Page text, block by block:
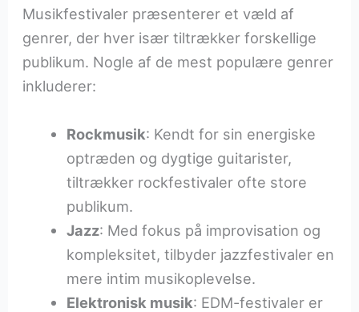
Musikfestivaler præsenterer et væld af
genrer, der hver især tiltrækker forskellige
publikum. Nogle af de mest populære genrer
inkluderer:
Rockmusik: Kendt for sin energiske
optræden og dygtige guitarister,
tiltrækker rockfestivaler ofte store
publikum.
Jazz: Med fokus på improvisation og
kompleksitet, tilbyder jazzfestivaler en
mere intim musikoplevelse.
Elektronisk musik: EDM-festivaler er